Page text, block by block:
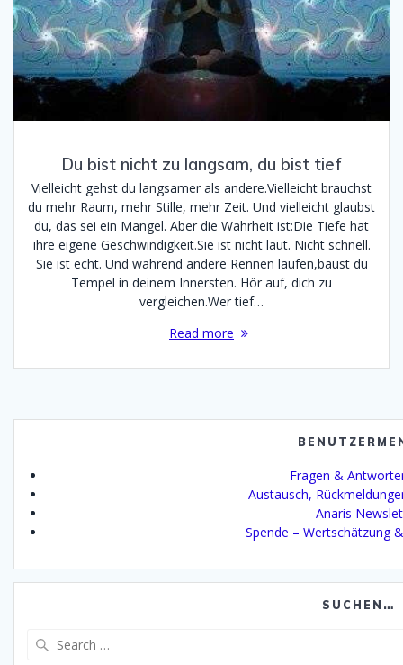
Du bist nicht zu langsam, du bist tief
Vielleicht gehst du langsamer als andere.Vielleicht brauchst
du mehr Raum, mehr Stille, mehr Zeit. Und vielleicht glaubst
du, das sei ein Mangel. Aber die Wahrheit ist:Die Tiefe hat
ihre eigene Geschwindigkeit.Sie ist nicht laut. Nicht schnell.
Sie ist echt. Und während andere Rennen laufen,baust du
Tempel in deinem Innersten. Hör auf, dich zu
vergleichen.Wer tief…
Read more
Fragen &
Austausch,
Anaris
Spende – Wertschätzung
SUCHEN…